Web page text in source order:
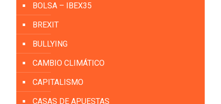
BOLSA – IBEX35
BREXIT
BULLYING
CAMBIO CLIMÁTICO
CAPITALISMO
CASAS DE APUESTAS